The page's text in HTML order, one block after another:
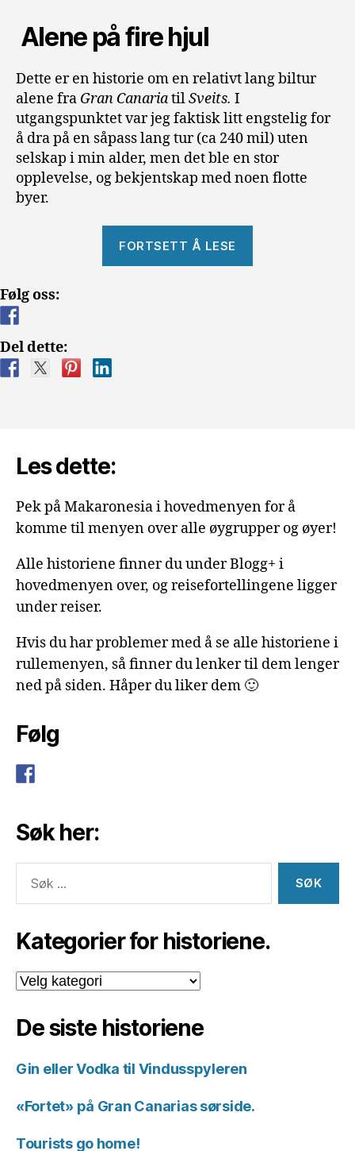
Alene på fire hjul
Dette er en historie om en relativt lang biltur
alene fra Gran CanariatilSveits. I
utgangspunktet var jeg faktisk litt engstelig for
å dra på en såpass lang tur (ca 240 mil) uten
selskap i min alder, men det ble en stor
opplevelse, og bekjentskap med noen flotte
byer.
FORTSETT Å LESE
Følg oss:
Del dette:
Les dette:
Pek på Makaronesia i hovedmenyen for å
komme til menyen over alle øygrupper og øyer!
Alle historiene finner du under Blogg+ i
hovedmenyen over, og reisefortellingene ligger
under reiser.
Hvis du har problemer med å se alle historiene i
rullemenyen, så finner du lenker til dem lenger
ned på siden. Håper du liker dem 🙂
Følg
Søk her:
etter:
Kategorier for historiene.
Kategorier
for
De siste historiene
Gin eller Vodka til Vindusspyleren
«Fortet» på Gran Canarias sørside.
Tourists go home!